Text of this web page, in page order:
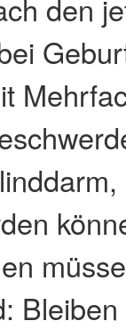
den